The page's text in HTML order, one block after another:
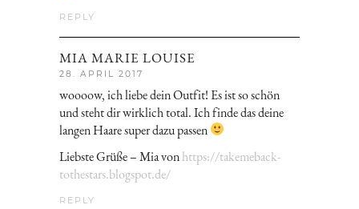
REPLY
MIA MARIE LOUISE
28. APRIL 2017
woooow, ich liebe dein Outfit! Es ist so schön
und steht dir wirklich total. Ich finde das deine
langen Haare super dazu passen
Liebste Grüße – Mia vonhttps://takemeback-
tothestars.blogspot.de/
REPLY